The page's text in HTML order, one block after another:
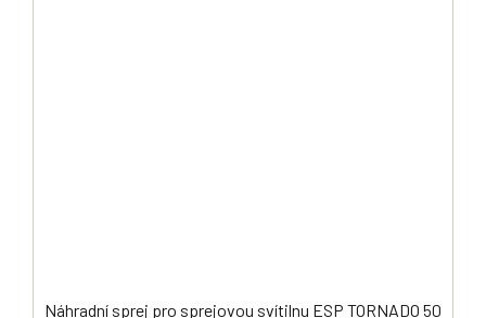
Náhradní sprej pro sprejovou svítilnu ESP TORNADO 50